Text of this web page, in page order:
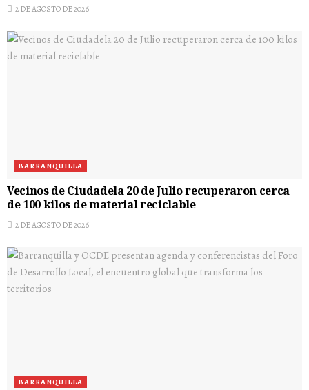
2 DE AGOSTO DE 2026
BARRANQUILLA
Vecinos de Ciudadela 20 de Julio recuperaron cerca
de 100 kilos de material reciclable
2 DE AGOSTO DE 2026
BARRANQUILLA